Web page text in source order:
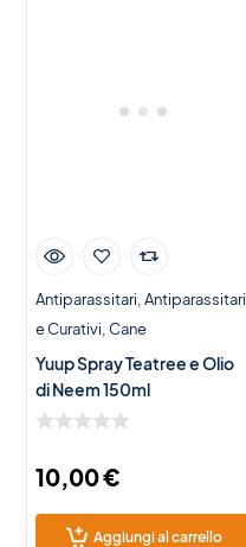
Antiparassitari Antiparassitari
e Curativi Cane
Yuup Spray Teatree e Olio
di Neem 150ml
10,00€
Aggiungi al carrello